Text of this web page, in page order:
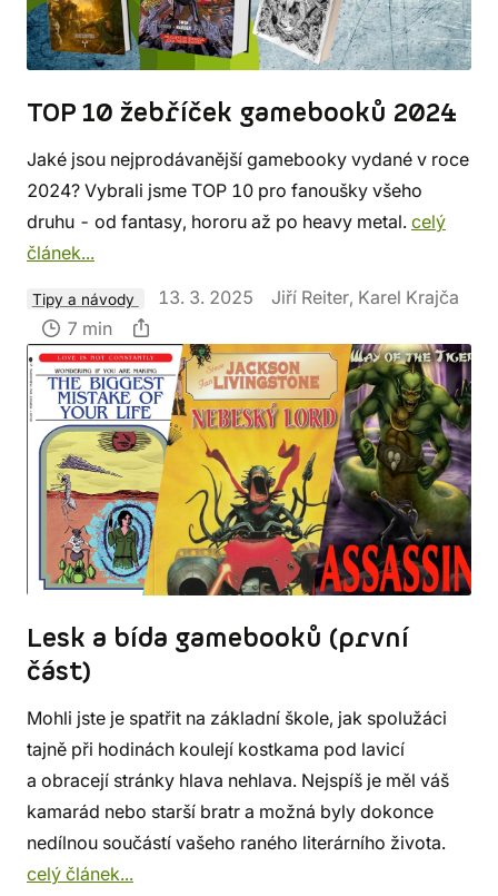
TOP 10 žebříček gamebooků 2024
Jaké jsou nejprodávanější gamebooky vydané v roce
2024? Vybrali jsme TOP 10 pro fanoušky všeho
druhu - od fantasy, hororu až po heavy metal. celý
článek...
Tipy a návody 13. 3. 2025
Jiří Reiter, Karel Krajča
7 min
Lesk a bída gamebooků (první
část)
Mohli jste je spatřit na základní škole, jak spolužáci
tajně při hodinách koulejí kostkama pod lavicí
a obracejí stránky hlava nehlava. Nejspíš je měl váš
kamarád nebo starší bratr a možná byly dokonce
nedílnou součástí vašeho raného literárního života.
celý článek...